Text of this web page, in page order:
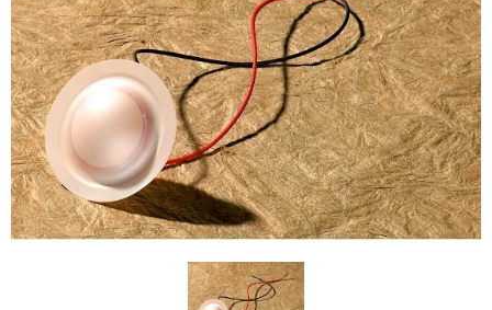
變壓器
鐵氧體磁鐵
FMI PUMPS
FOT PUMPS
MVV GEAR PUMPS
FLUIMAC PUMPS
LEAK TESTER/eVMP